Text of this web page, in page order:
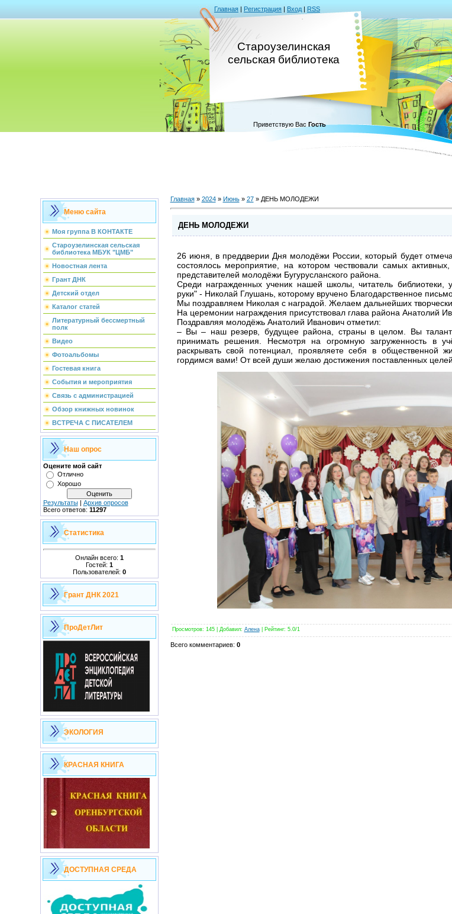
Главная | Регистрация | Вход | RSS
Староузелинская
сельская библиотека
Приветствую Вас Гость
Меню сайта
Моя группа В КОНТАКТЕ
Староузелинская сельская
библиотека МБУК "ЦМБ"
Новостная лента
Грант ДНК
Детский отдел
Каталог статей
Литературный бессмертный
полк
Видео
Фотоальбомы
Гостевая книга
События и мероприятия
Связь с администрацией
Обзор книжных новинок
ВСТРЕЧА С ПИСАТЕЛЕМ
Наш опрос
Оцените мой сайт
Отлично
Хорошо
Результаты| Архив опросов
Всего ответов: 11297
Статистика
Онлайн всего: 1
Гостей: 1
Пользователей: 0
Грант ДНК 2021
ПроДетЛит
ЭКОЛОГИЯ
КРАСНАЯ КНИГА
ДОСТУПНАЯ СРЕДА
Главная» 2024 » Июнь » 27» ДЕНЬ МОЛОДЕЖИ
ДЕНЬ МОЛОДЕЖИ
26 июня, в преддверии Дня молодёжи России, который будет
состоялось мероприятие, на котором чествовали самых
представителей молодёжи Бугурусланского района.
Среди награжденных ученик нашей школы, читатель библиотеки,
руки" - Николай Глушань, которому вручено Благодарственное
Мы поздравляем Николая с наградой. Желаем дальнейших
На церемонии награждения присутствовал глава района Анатолий
Поздравляя молодёжь Анатолий Иванович отметил:
– Вы – наш резерв, будущее района, страны в целом. Вы
принимать решения. Несмотря на огромную загруженность в
раскрывать свой потенциал, проявляете себя в общественной
гордимся вами! От всей души желаю достижения поставленных
Просмотров: 145| Добавил: Алена Рейтинг: 5.0/1
Всего комментариев: 0